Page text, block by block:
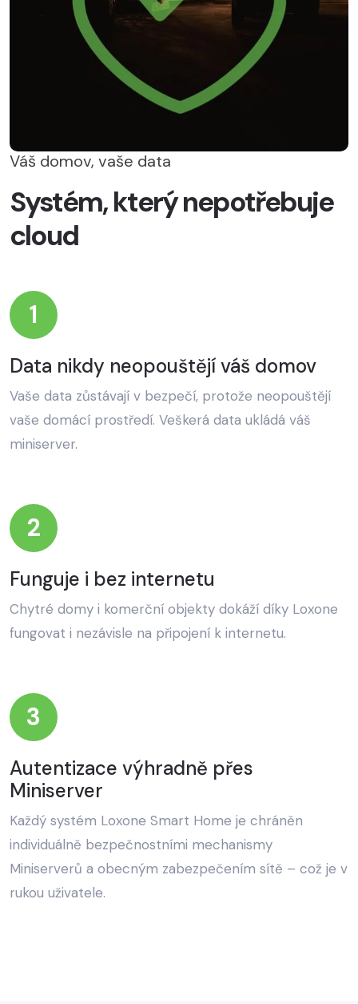
Váš domov, vaše data
Systém, který nepotřebuje
cloud
1
Data nikdy neopouštějí váš domov
Vaše data zůstávají v bezpečí, protože neopouštějí
vaše domácí prostředí. Veškerá data ukládá váš
miniserver.
2
Funguje i bez internetu
Chytré domy i komerční objekty dokáží díky Loxone
fungovat i nezávisle na připojení k internetu.
3
Autentizace výhradně přes
Miniserver
Každý systém Loxone Smart Home je chráněn
individuálně bezpečnostními mechanismy
Miniserverů a obecným zabezpečením sítě – což je v
rukou uživatele.